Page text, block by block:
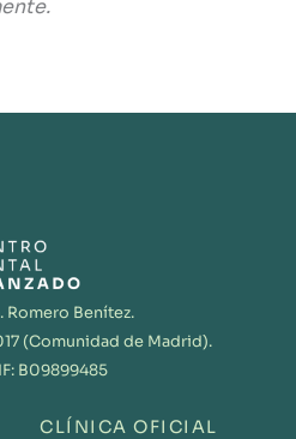
Romero Benítez.
(Comunidad de Madrid).
B09899485
CLÍNICA OFICIAL